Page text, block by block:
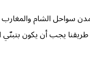
الشام والمغارب
يجب أن يكون بتبنّي